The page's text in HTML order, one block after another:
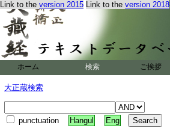
Link to the version 2015 Link to the version 2018
ホーム 検索 ご挨拶
大正蔵検索
punctuation Hangul Eng